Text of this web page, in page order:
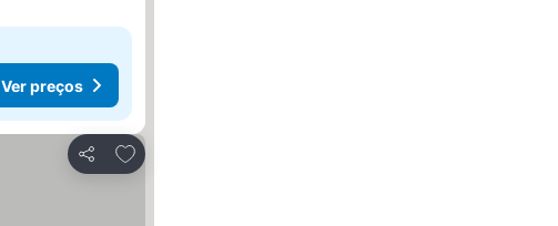
Ver preços
Partilhar
Adicionar aos favoritos